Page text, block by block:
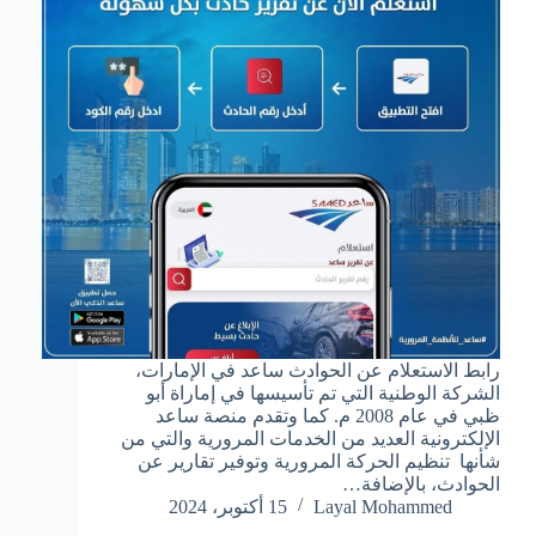
رابط الاستعلام عن الحوادث ساعد في الإمارات،
الشركة الوطنية التي تم تأسيسها في إماراة أبو
ظبي في عام 2008 م. كما وتقدم منصة ساعد
الإلكترونية العديد من الخدمات المرورية والتي من
شأنها تنظيم الحركة المرورية وتوفير تقارير عن
الحوادث، بالإضافة…
Layal Mohammed
15 أكتوبر، 2024